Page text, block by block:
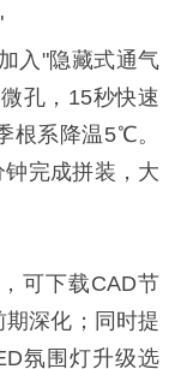
入"隐藏式通气
孔，15秒快速
根系降温5℃。
完成拼装，大
可下载CAD节
深化；同时提
氛围灯升级选